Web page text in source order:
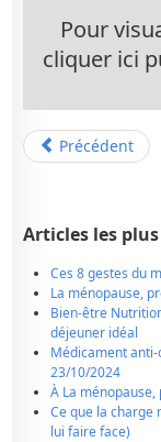
Pour
cliquer ici
Précédent
Articles les
Ces 8 gestes du
La ménopause,
Bien-être
déjeuner idéal
Médicament
23/10/2024
À La
Ce que la charge
lui faire face)